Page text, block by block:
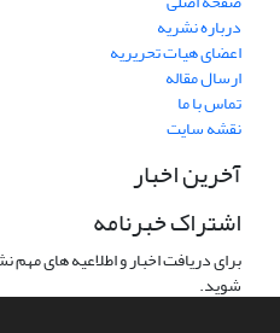
درباره نشریه
اعضای هیات تحریریه
ارسال مقاله
تماس با ما
نقشه سایت
آخرین اخبار
اشتراک خبرنامه
برای دریافت اخبار و اطلاعیه های
شوید.